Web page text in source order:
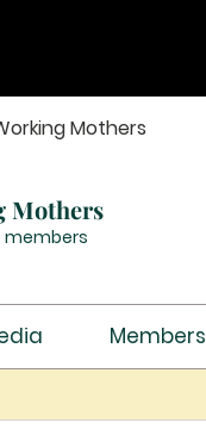
Mothers
Mothers
members
Members